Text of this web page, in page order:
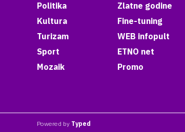
Politika
Kultura
Turizam
Sport
Mozaik
Zlatne godine
Fine-tuning
WEB infopult
ETNO net
Promo
Powered by Typed